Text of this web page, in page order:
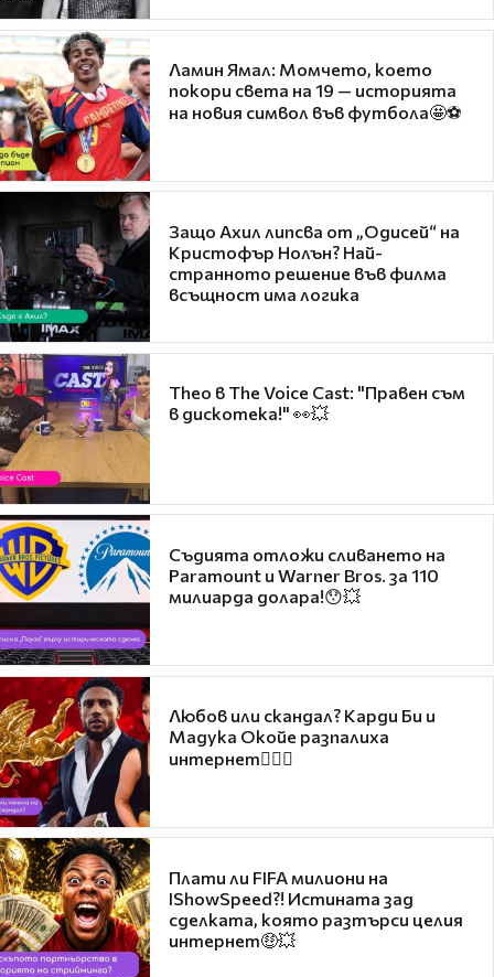
Ламин Ямал: Момчето, което
покори света на 19 — историята
на новия символ във футбола🤩⚽
Защо Ахил липсва от „Одисей“ на
Кристофър Нолън? Най-
странното решение във филма
всъщност има логика
Theo в The Voice Cast: "Правен съм
в дискотека!" 👀💥
Съдията отложи сливането на
Paramount и Warner Bros. за 110
милиарда долара!😯💥
Любов или скандал? Карди Би и
Мадука Окойе разпалиха
интернет❤️‍🔥🔥
Плати ли FIFA милиони на
IShowSpeed?! Истината зад
сделката, която разтърси целия
интернет🤑💥